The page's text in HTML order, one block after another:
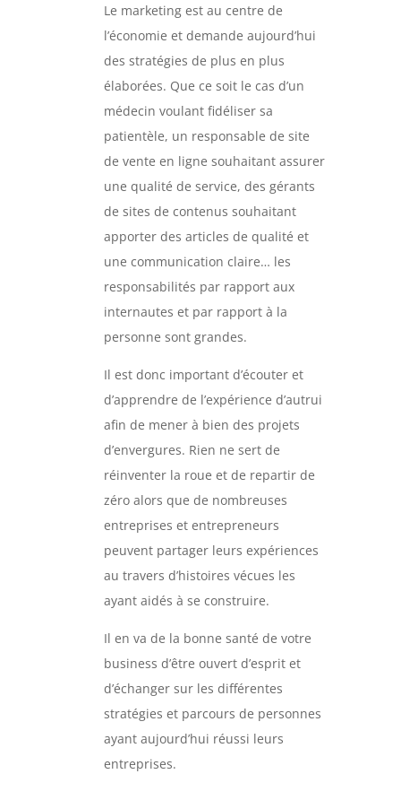
Le marketing est au centre de
l’économie et demande aujourd’hui
des stratégies de plus en plus
élaborées. Que ce soit le cas d’un
médecin voulant fidéliser sa
patientèle, un responsable de site
de vente en ligne souhaitant assurer
une qualité de service, des gérants
de sites de contenus souhaitant
apporter des articles de qualité et
une communication claire… les
responsabilités par rapport aux
internautes et par rapport à la
personne sont grandes.
Il est donc important d’écouter et
d’apprendre de l’expérience d’autrui
afin de mener à bien des projets
d’envergures. Rien ne sert de
réinventer la roue et de repartir de
zéro alors que de nombreuses
entreprises et entrepreneurs
peuvent partager leurs expériences
au travers d’histoires vécues les
ayant aidés à se construire.
Il en va de la bonne santé de votre
business d’être ouvert d’esprit et
d’échanger sur les différentes
stratégies et parcours de personnes
ayant aujourd’hui réussi leurs
entreprises.